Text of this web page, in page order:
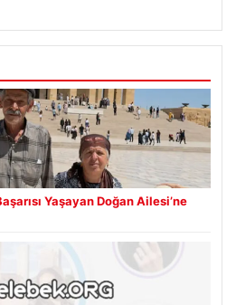
Yaşayan Doğan Ailesi’ne